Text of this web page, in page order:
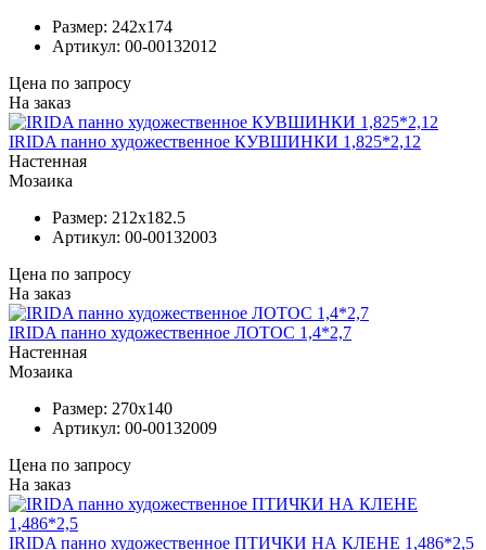
Размер: 242x174
Артикул: 00-00132012
Цена по запросу
На заказ
IRIDA панно художественное КУВШИНКИ 1,825*2,12
Настенная
Мозаика
Размер: 212x182.5
Артикул: 00-00132003
Цена по запросу
На заказ
IRIDA панно художественное ЛОТОС 1,4*2,7
Настенная
Мозаика
Размер: 270x140
Артикул: 00-00132009
Цена по запросу
На заказ
IRIDA панно художественное ПТИЧКИ НА КЛЕНЕ 1,486*2,5